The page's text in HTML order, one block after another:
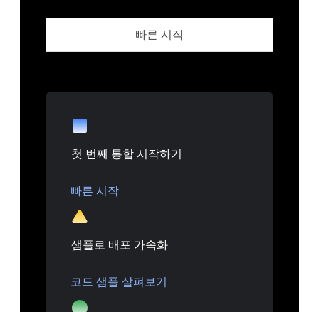
빠른 시작
첫 번째 통합 시작하기
빠른 시작
샘플로 배포 가속화
코드 샘플 살펴보기